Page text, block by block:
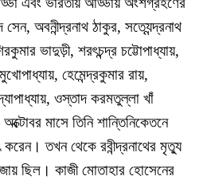
অবনীন্দ্রনাথ ঠাকুর, সত্যেন্দ্রনাথ
ভাদুড়ী, শরৎচন্দ্র চট্টোপাধ্যায়,
হেমেন্দ্রকুমার রায়,
ওস্তাদ করমতুল্লা খাঁ
মাসে তিনি শান্তিনিকেতনে
করেন। তখন থেকে রবীন্দ্রনাথের মৃত্যু
ছিল। কাজী মোতাহার হোসেনের